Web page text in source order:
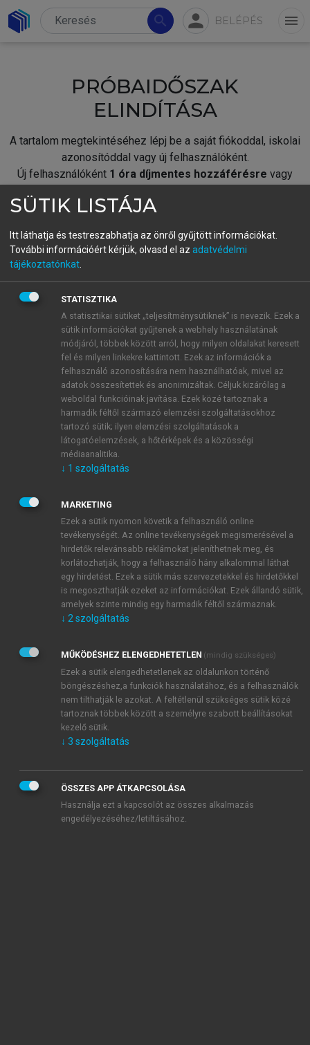
search person BELÉPÉS menu
PRÓBAIDŐSZAK
ELINDÍTÁSA
A tartalom megtekintéséhez lépj be a saját fiókoddal, iskolai
azonosítóddal vagy új felhasználóként.
Új felhasználóként 1 óra díjmentes hozzáférésre vagy
fiókoddal,vagy hozz létre új fiókot.
A regisztráció után apróbaidőszakautomatikusan
BELÉPÉS SAJÁT FIÓKKAL
ÚJ FIÓK LÉTREHOZÁSA
1 óra díjmentes hozzáférés
E-MAIL-CÍM
JELSZÓ
JELSZÓ ÚJRA
Kérek értesítést a MeRSZ újdonságairól, akcióiról.
Kérek értesítést az Akadémiai Kiadó Zrt. újdonságairól,
Adatkezelési tájékoztatóbanfoglaltakat tudomásul
veszem és elfogadom.
Általános vásárlási feltételeket, valamint a szotar.netés a
mersz.huoldalak licencszerződéseiben foglaltakat
tudomásul veszem és elfogadom.
KIPRÓBÁLOM
SÜTIK LISTÁJA
Itt láthatja és testreszabhatja az önről gyűjtött információkat.
További információért kérjük, olvasd el az adatvédelmi
tájékoztatónkat
STATISZTIKA
A statisztikai sütiket „teljesítménysütiknek” is nevezik. Ezek a
sütik információkat gyűjtenek a webhely használatának
módjáról, többek között arról, hogy milyen oldalakat keresett
fel és milyen linkekre kattintott. Ezek az információk a
felhasználó azonosítására nem használhatóak, mivel az
adatok összesítettek és anonimizáltak. Céljuk kizárólag a
weboldal funkcióinak javítása. Ezek közé tartoznak a
harmadik féltől származó elemzési szolgáltatásokhoz
tartozó sütik; ilyen elemzési szolgáltatások a
látogatóelemzések, a hőtérképek és a közösségi
médiaanalitika.
↓ 1 szolgáltatás
MARKETING
Ezek a sütik nyomon követik a felhasználó online
tevékenységét. Az online tevékenységek megismerésével a
hirdetők relevánsabb reklámokat jeleníthetnek meg, és
korlátozhatják, hogy a felhasználó hány alkalommal láthat
egy hirdetést. Ezek a sütik más szervezetekkel és hirdetőkkel
is megoszthatják ezeket az információkat. Ezek állandó sütik,
amelyek szinte mindig egy harmadik féltől származnak.
↓ 2 szolgáltatás
MŰKÖDÉSHEZ ELENGEDHETETLEN (mindig szükséges)
Ezek a sütik elengedhetetlenek az oldalunkon történő
böngészéshez,a funkciók használatához, és a felhasználók
nem tilthatják le azokat. A feltétlenül szükséges sütik közé
tartoznak többek között a személyre szabott beállításokat
kezelő sütik.
↓ 3 szolgáltatás
ÖSSZES APP ÁTKAPCSOLÁSA
Használja ezt a kapcsolót az összes alkalmazás
engedélyezéséhez/letiltásához.